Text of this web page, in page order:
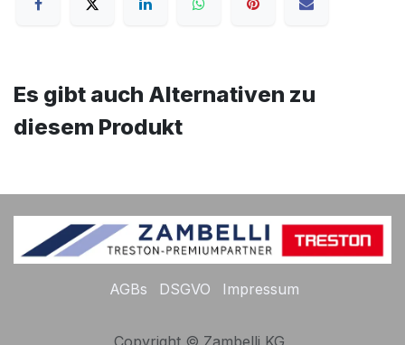
Es gibt auch Alternativen zu
diesem Produkt
AGBs DSGVO Impressum
Copyright © Zambelli KG